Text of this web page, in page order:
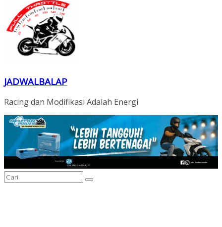
JADWALBALAP
Racing dan Modifikasi Adalah Energi